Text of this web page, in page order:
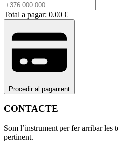
Total a pagar: 0.00 €
Procedir al pagament
CONTACTE
Som l’instrument per fer arribar les
pertinent.